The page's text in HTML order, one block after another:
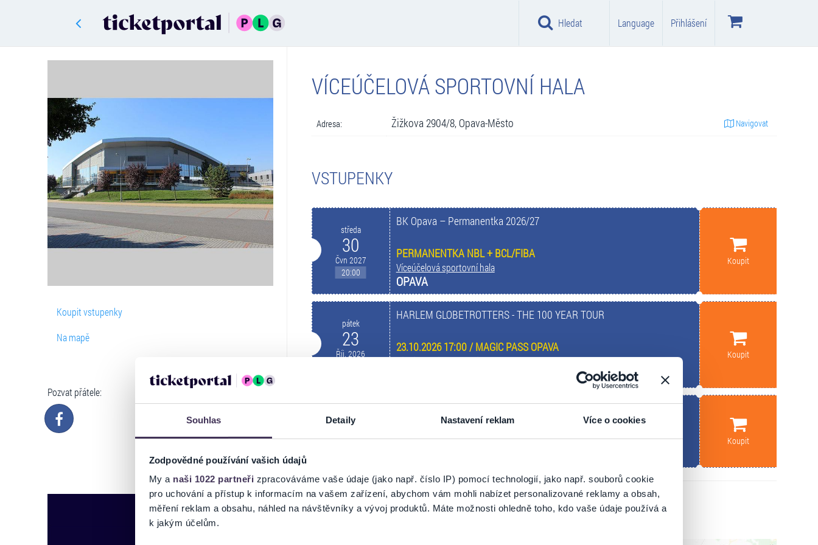
Souhlas Detaily Nastavení reklam Více o cookies
Zodpovědné používání vašich údajů
My a naši 1022 partneři zpracováváme vaše údaje (jako např. číslo IP) pomocí technologií, jako např. souborů cookie
pro uchování a přístup k informacím na vašem zařízení, abychom vám mohli nabízet personalizované reklamy a obsah,
měření reklam a obsahu, náhled na návštěvníky a vývoj produktů. Máte možnosti ohledně toho, kdo vaše údaje používá a
k jakým účelům.
Hledat Language Přihlášení
Koupit vstupenky
Na mapě
Pozvat přátele:
VÍCEÚČELOVÁ SPORTOVNÍ HALA
Adresa: Žižkova 2904/8, Opava-Město Navigovat
VSTUPENKY
středa
30
Čvn 2027
20:00
BK Opava – Permanentka 2026/27
PERMANENTKA NBL + BCL/FIBA
Víceúčelová sportovní hala
OPAVA
Koupit
pátek
23
Říj. 2026
HARLEM GLOBETROTTERS - THE 100 YEAR TOUR
23.10.2026 17:00 / MAGIC PASS OPAVA
Víceúčelová sportovní hala
Koupit
23
Říj. 2026
HARLEM GLOBETROTTERS - THE 100 YEAR TOUR
Víceúčelová sportovní hala Koupit
NA MAPĚ